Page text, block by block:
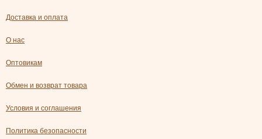
Доставка и оплата
О нас
Оптовикам
Обмен и возврат товара
Условия и соглашения
Политика безопасности